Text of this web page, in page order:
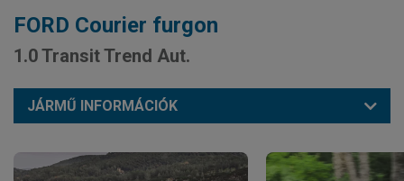
FORD Courier furgon
1.0 Transit Trend Aut.
JÁRMŰ INFORMÁCIÓK